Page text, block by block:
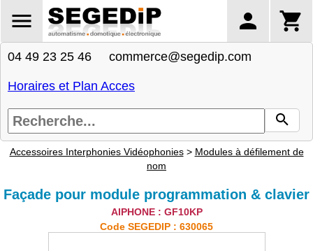
04 49 23 25 46 commerce@segedip.com
Horaires et Plan Acces
Accessoires Interphonies Vidéophonies> Modules à défilement de
nom
Façade pour module programmation & clavier
AIPHONE : GF10KP
Code SEGEDIP : 630065